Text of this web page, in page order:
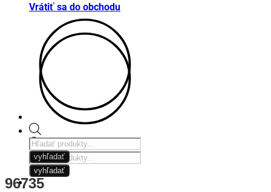
Vrátiť sa do obchodu
Products
search
vyhľadať
Products
search
vyhľadať
96735